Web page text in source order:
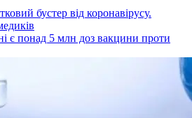
бустер від коронавірусу.
є понад 5 млн доз вакцини проти